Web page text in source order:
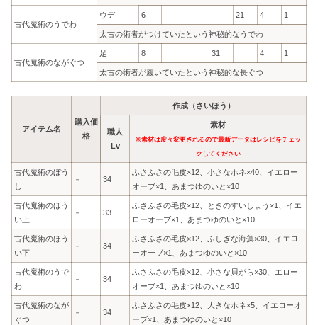
古代魔術のうでわ
ウデ 6 21 4 1
太古の術者がつけていたという神秘的なうでわ
古代魔術のながぐつ
足 8 31 4 1
太古の術者が履いていたという神秘的な長ぐつ
アイテム名
購入価
格
作成（さいほう）
職人
Lv
素材
※素材は度々変更されるので最新データはレシピをチェッ
クしてください
古代魔術のぼう
し
－ 34
ふさふさの毛皮×12、小さなホネ×40、イエロー
オーブ×1、あまつゆのいと×10
古代魔術のほう
い上
－ 33
ふさふさの毛皮×12、ときのすいしょう×1、イエ
ローオーブ×1、あまつゆのいと×10
古代魔術のほう
い下
－ 34
ふさふさの毛皮×12、ふしぎな海藻×30、イエロ
ーオーブ×1、あまつゆのいと×10
古代魔術のうで
わ
－ 34
ふさふさの毛皮×12、小さな貝がら×30、エロー
オーブ×1、あまつゆのいと×10
古代魔術のなが
ぐつ
－ 34
ふさふさの毛皮×12、大きなホネ×5、イエローオ
ーブ×1、あまつゆのいと×10